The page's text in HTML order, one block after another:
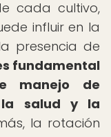
cada cultivo,
influir en la
presencia de
fundamental
manejo de
la salud y la
la rotación